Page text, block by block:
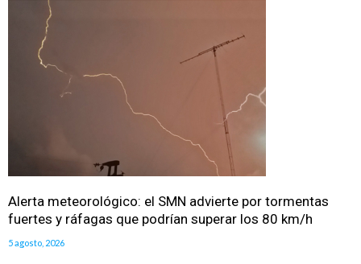
Alerta meteorológico: el SMN advierte por tormentas
fuertes y ráfagas que podrían superar los 80 km/h
5 agosto, 2026